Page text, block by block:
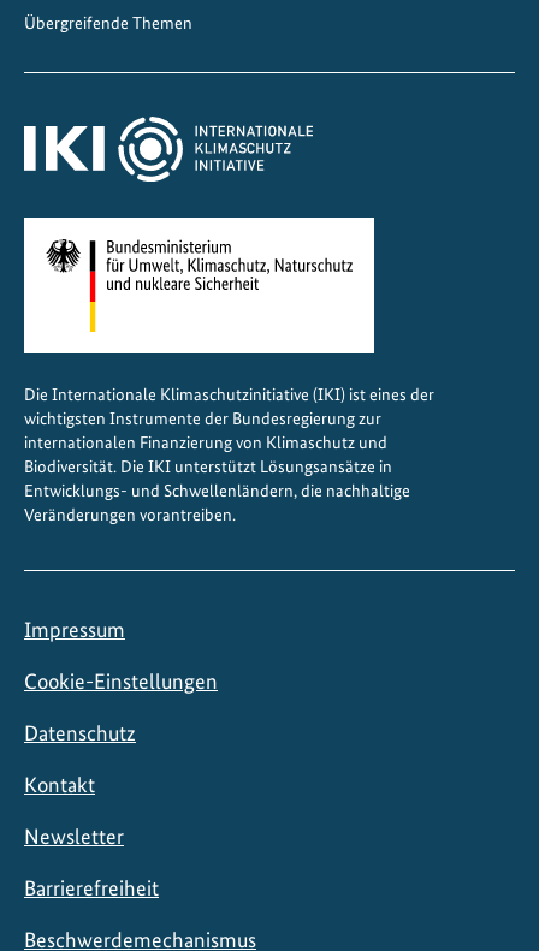
Übergreifende Themen
Die Internationale Klimaschutzinitiative (IKI) ist eines der
wichtigsten Instrumente der Bundesregierung zur
internationalen Finanzierung von Klimaschutz und
Biodiversität. Die IKI unterstützt Lösungsansätze in
Entwicklungs- und Schwellenländern, die nachhaltige
Veränderungen vorantreiben.
Impressum
Cookie-Einstellungen
Datenschutz
Kontakt
Newsletter
Barrierefreiheit
Beschwerdemechanismus